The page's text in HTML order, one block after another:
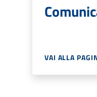
VAI ALLA